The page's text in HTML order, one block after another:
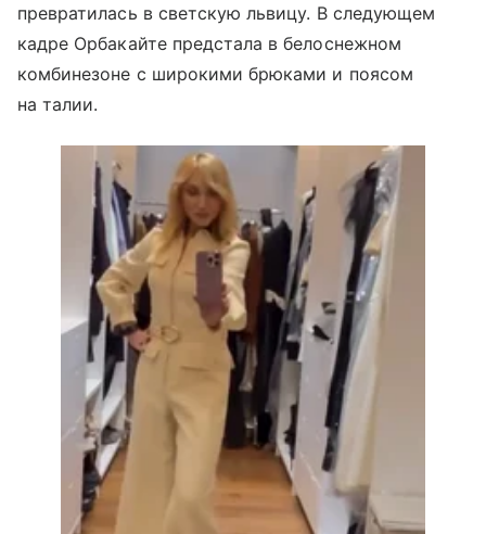
превратилась в светскую львицу. В следующем
кадре Орбакайте предстала в белоснежном
комбинезоне с широкими брюками и поясом
на талии.